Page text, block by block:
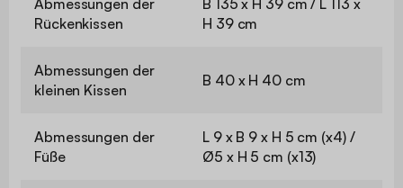
Rückenkissen
H 39 cm
Abmessungen der
kleinen Kissen
B 40 x H 40 cm
Abmessungen der
Füße
L 9 x B 9 x H 5 cm (x4) /
Ø5 x H 5 cm (x13)